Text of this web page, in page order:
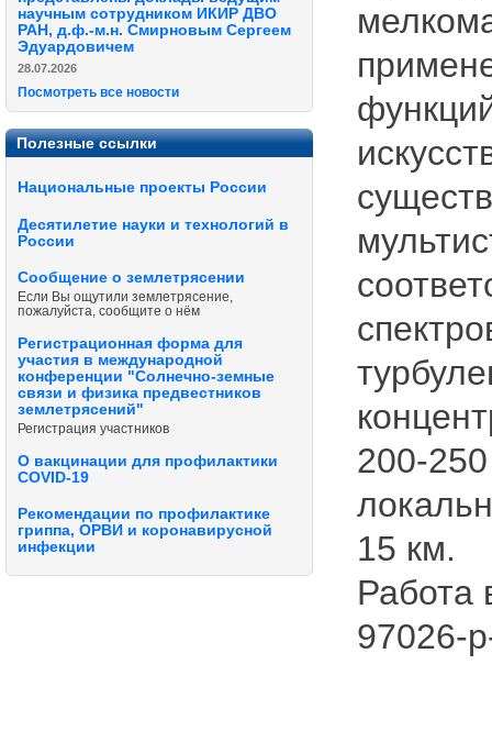
научным сотрудником ИКИР ДВО
РАН, д.ф.-м.н. Смирновым Сергеем
Эдуардовичем
28.07.2026
Посмотреть все новости
Полезные ссылки
Национальные проекты России
Десятилетие науки и технологий в
России
Сообщение о землетрясении
Если Вы ощутили землетрясение,
пожалуйста, сообщите о нём
Регистрационная форма для
участия в международной
конференции "Солнечно-земные
связи и физика предвестников
землетрясений"
Регистрация участников
О вакцинации для профилактики
COVID-19
Рекомендации по профилактике
гриппа, ОРВИ и коронавирусной
инфекции
200-
15 км.
Работа
97026-